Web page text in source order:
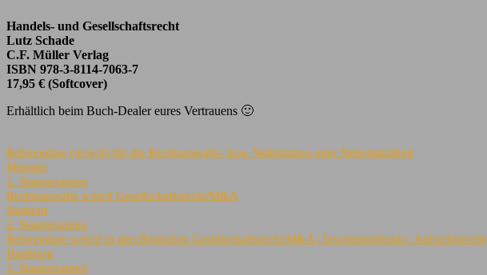
Handels- und Gesellschaftsrecht
Lutz Schade
C.F. Müller Verlag
ISBN 978-3-8114-7063-7
17,95 € (Softcover)
Erhältlich beim Buch-Dealer eures Vertrauens 🙂
Referendare (m/w/d) für die Rechtsanwalts- bzw. Wahlstation oder Nebentätigkeit
Münster
1. Staatsexamen
Rechtsanwälte w/m/d Gesellschaftsrecht/M&A
Stuttgart
2. Staatsexamen
Referendare w/m/d in den Bereichen Gesellschaftsrecht/M&A | Investmentfonds | Aufsichtsrecht
Hamburg
1. Staatsexamen